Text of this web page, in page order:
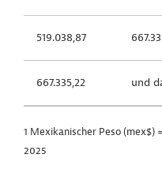
519.038,87
667.335,22 und
1 Mexikanischer Peso (mex$)
2025